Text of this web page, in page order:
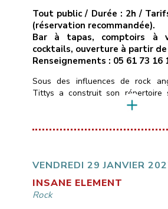
Tout public / Durée : 2h /
(réservation recommandée).
Bar à tapas, comptoirs à
cocktails, ouverture à partir de
Renseignements : 05 61 73 16
Sous des influences de rock
Tittys a construit son répertoire
atypiques, quelques classiques,
blues rock de garagiste qui sent
Marins d’Eau Douce – Ramonville
VENDREDI 29 JANVIER
INSANE ELEMENT
Rock